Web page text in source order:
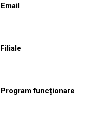
Email
Filiale
Program funcționare